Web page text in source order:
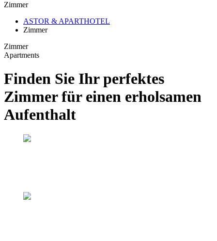
Zimmer
ASTOR & APARTHOTEL
Zimmer
Zimmer
Apartments
Finden Sie Ihr perfektes
Zimmer für einen erholsamen
Aufenthalt